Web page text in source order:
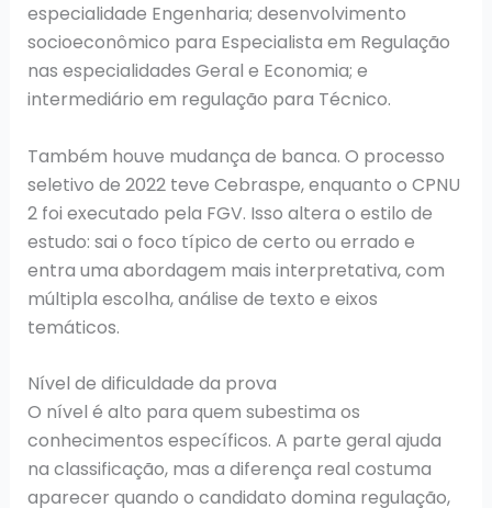
especialidade Engenharia; desenvolvimento
socioeconômico para Especialista em Regulação
nas especialidades Geral e Economia; e
intermediário em regulação para Técnico.
Também houve mudança de banca. O processo
seletivo de 2022 teve Cebraspe, enquanto o CPNU
2 foi executado pela FGV. Isso altera o estilo de
estudo: sai o foco típico de certo ou errado e
entra uma abordagem mais interpretativa, com
múltipla escolha, análise de texto e eixos
temáticos.
Nível de dificuldade da prova
O nível é alto para quem subestima os
conhecimentos específicos. A parte geral ajuda
na classificação, mas a diferença real costuma
aparecer quando o candidato domina regulação,